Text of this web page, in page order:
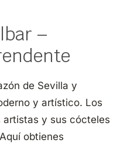
–
de Sevilla y
y artístico. Los
artistas y sus cócteles
obtienes